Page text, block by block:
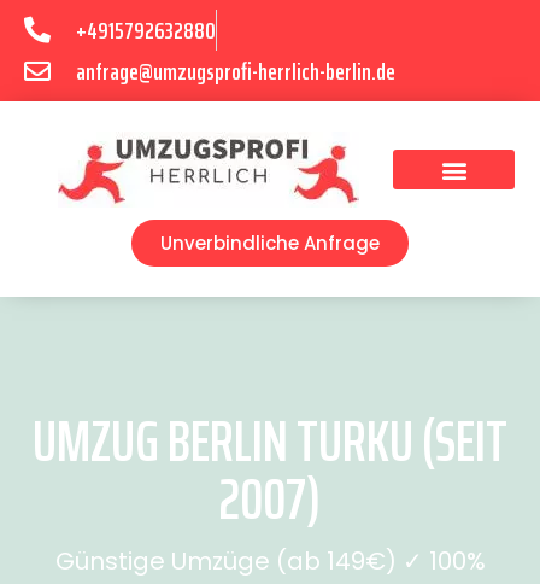
+4915792632880
anfrage@umzugsprofi-herrlich-berlin.de
Unverbindliche Anfrage
UMZUG BERLIN TURKU (SEIT
2007)
Günstige Umzüge (ab 149€) ✓ 100%